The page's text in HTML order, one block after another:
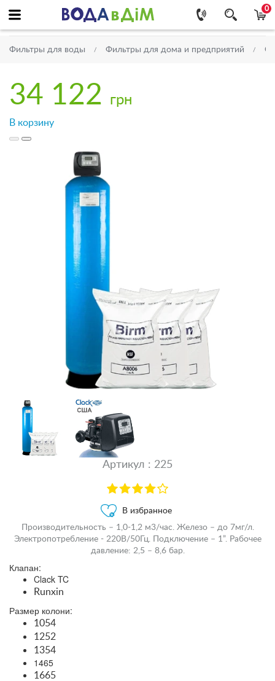
0
Фильтры для воды Фильтры для дома и предприятий
34 122 грн
В корзину
Артикул : 225
В избранное
Производительность – 1,0-1,2 м3/час. Железо – до 7мг/л.
Электропотребление - 220В/50Гц. Подключение – 1”. Рабочее
давление: 2,5 – 8,6 бар.
Клапан:
Clack TC
Runxin
Размер колони:
1054
1252
1354
1465
1665